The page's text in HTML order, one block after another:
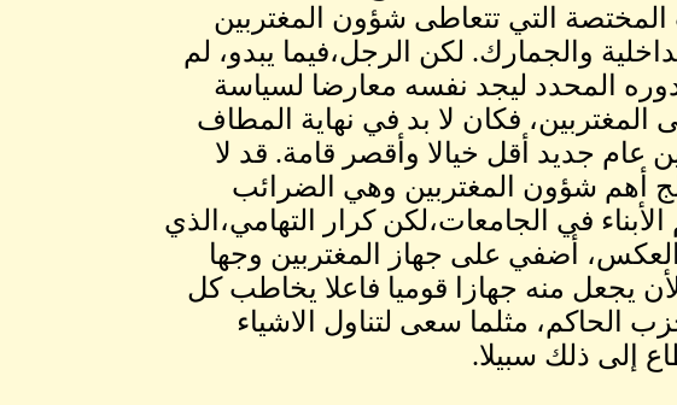
التي تتعاطى شؤون المغتربين
والجمارك. لكن الرجل،فيما يبدو، لم
المحدد ليجد نفسه معارضا لسياسة
فكان لا بد في نهاية المطاف
عام جديد أقل خيالا وأقصر قامة. قد لا
أهم شؤون المغتربين وهي الضرائب
في الجامعات،لكن كرار التهامي،الذي
أضفي على جهاز المغتربين وجها
يجعل منه جهازا قوميا فاعلا يخاطب كل
الحاكم، مثلما سعى لتناول الاشياء
إلى ذلك سبيلا.